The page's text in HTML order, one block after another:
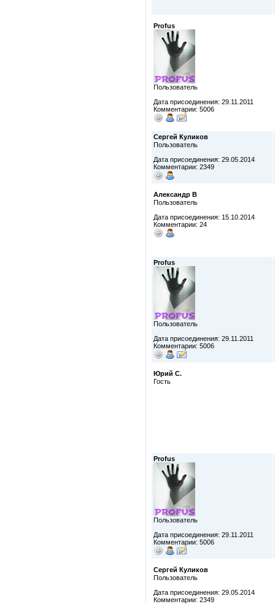
Profus
Пользователь
Дата присоединения: 29.11.2011
Комментарии: 5006
Сергей Куликов
Пользователь
Дата присоединения: 29.05.2014
Комментарии: 2349
Александр В
Пользователь
Дата присоединения: 15.10.2014
Комментарии: 24
Profus
Пользователь
Дата присоединения: 29.11.2011
Комментарии: 5006
Юрий С.
Гость
Profus
Пользователь
Дата присоединения: 29.11.2011
Комментарии: 5006
Сергей Куликов
Пользователь
Дата присоединения: 29.05.2014
Комментарии: 2349